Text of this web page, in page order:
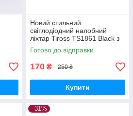
Новий стильний
світлодіодний налобний
ліхтар Tiross TS1861 Black з
Європи
Готово до відправки
170 ₴ 250 ₴
Купити
–31%